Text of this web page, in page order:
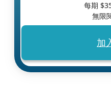
每期 $
無限
加